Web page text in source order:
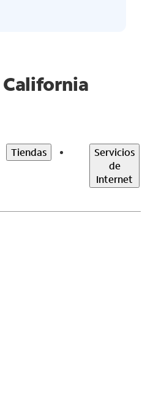
California
Tiendas
Servicios
de
Internet